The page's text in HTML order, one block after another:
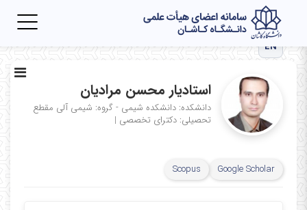
EN
استادیار محسن مرادیان
دانشکده: دانشکده شیمی - گروه: شیمی آلی مقطع
تحصیلی: دکترای تخصصی |
Google Scholar
Scopus